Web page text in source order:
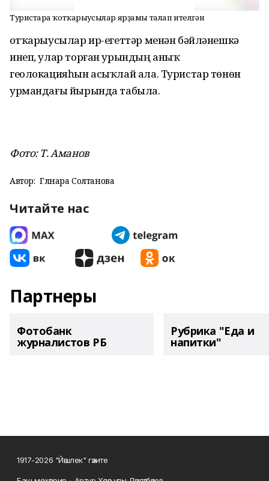
Туристарға ҡотҡарыусылар ярҙамы талап ителгән
Ҡотҡарыусылар ир-егеттәр менән бәйләнешкә
инеп, улар торған урындың аныҡ
геолокацияһын асыҡлай ала. Туристар төнөн
урмандағы йырында табыла.
Фото: Т. Аманов
Автор: Гөлнара Солтанова
Читайте нас
Партнеры
Фотобанк
журналистов РБ
Рубрика "Еда и
напитки"
1917-2026 "Йәшлек" гәзите